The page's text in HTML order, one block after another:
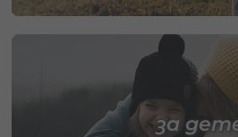
за